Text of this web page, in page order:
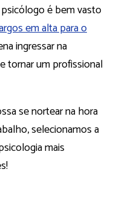
é bem vasto
em alta para o
ingressar na
tornar um profissional
se nortear na hora
selecionamos a
mais